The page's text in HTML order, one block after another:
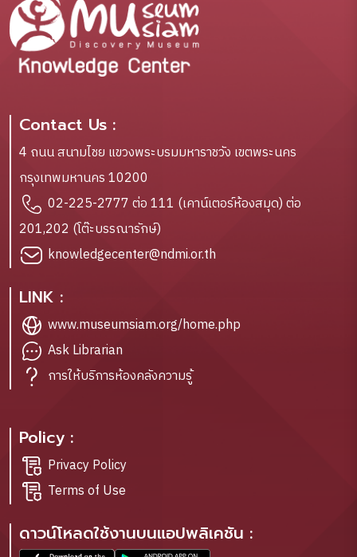
Contact Us :
4 ถนน สนามไชย แขวงพระบรมมหาราชวัง เขตพระนคร
กรุงเทพมหานคร 10200
02-225-2777 ต่อ 111 (เคาน์เตอร์ห้องสมุด) ต่อ
201,202 (โต๊ะบรรณารักษ์)
knowledgecenter@ndmi.or.th
LINK :
www.museumsiam.org/home.php
Ask Librarian
การให้บริการห้องคลังความรู้
Policy :
Privacy Policy
Terms of Use
ดาวน์โหลดใช้งานบนแอปพลิเคชัน :